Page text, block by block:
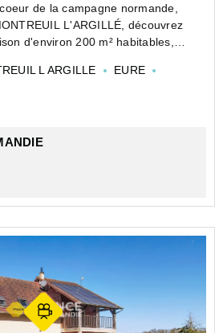
de la campagne normande,
L'ARGILLÉ, découvrez
d'environ 200 m² habitables,
Paris.L ARGILLE
EURE